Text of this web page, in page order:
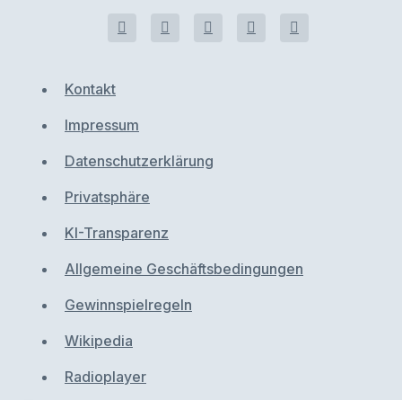
Kontakt
Impressum
Datenschutzerklärung
Privatsphäre
KI-Transparenz
Allgemeine Geschäftsbedingungen
Gewinnspielregeln
Wikipedia
Radioplayer